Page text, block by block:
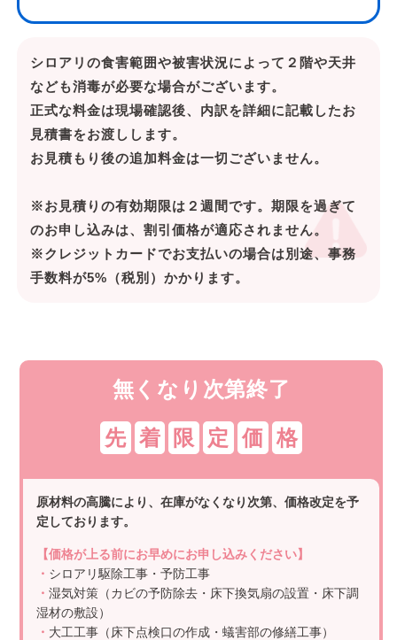
シロアリの食害範囲や被害状況によって２階や天井
なども消毒が必要な場合がございます。
正式な料金は現場確認後、内訳を詳細に記載したお
見積書をお渡しします。
お見積もり後の追加料金は一切ございません。
※お見積りの有効期限は２週間です。期限を過ぎて
のお申し込みは、割引価格が適応されません。
※クレジットカードでお支払いの場合は別途、事務
手数料が5%（税別）かかります。
無くなり次第終了
先 着 限 定 価 格
原材料の高騰により、在庫がなくなり次第、価格改定を予
定しております。
【価格が上る前にお早めにお申し込みください】
・ シロアリ駆除工事・予防工事
・湿気対策（カビの予防除去・床下換気扇の設置・床下調
湿材の敷設）
・ 大工工事（床下点検口の作成・蟻害部の修繕工事）